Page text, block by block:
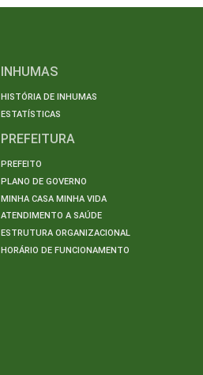
INHUMAS
HISTÓRIA DE INHUMAS
ESTATÍSTICAS
PREFEITURA
PREFEITO
PLANO DE GOVERNO
MINHA CASA MINHA VIDA
ATENDIMENTO A SAÚDE
ESTRUTURA ORGANIZACIONAL
HORÁRIO DE FUNCIONAMENTO